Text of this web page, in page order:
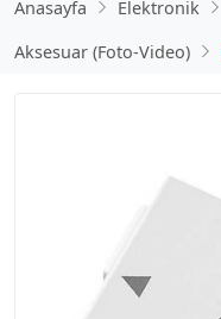
Anasayfa Elektronik
Aksesuar (Foto-Video)